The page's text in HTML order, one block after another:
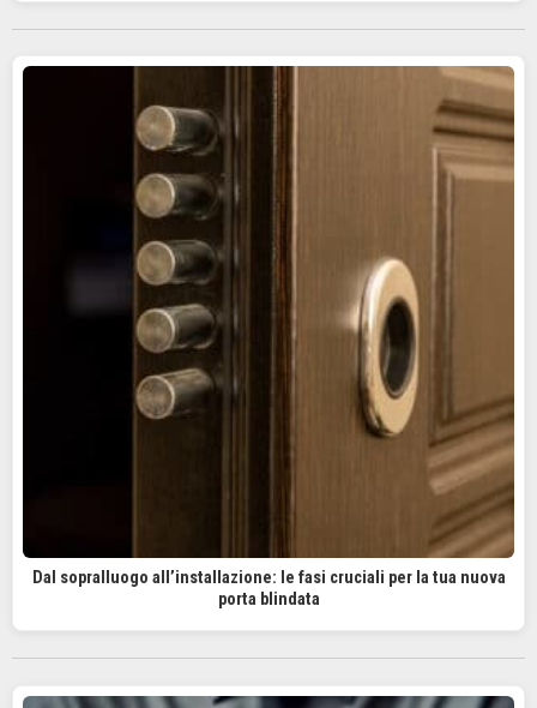
Dal sopralluogo all’installazione: le fasi cruciali per la tua nuova
porta blindata